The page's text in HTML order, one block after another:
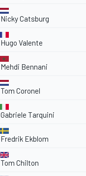
Nicky Catsburg
Hugo Valente
Mehdi Bennani
Tom Coronel
Gabriele Tarquini
Fredrik Ekblom
Tom Chilton